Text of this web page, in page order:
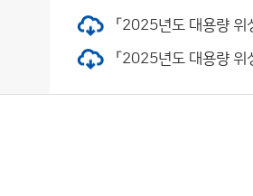
「2025년도 대용량
「2025년도 대용량